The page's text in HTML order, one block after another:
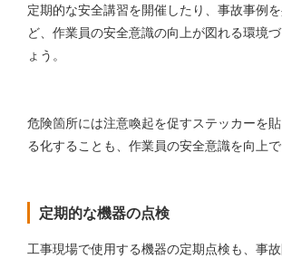
定期的な安全講習を開催したり、事故事例
ど、作業員の安全意識の向上が図れる環境
ょう。
危険箇所には注意喚起を促すステッカーを
る化することも、作業員の安全意識を向上で
定期的な機器の点検
工事現場で使用する機器の定期点検も、事